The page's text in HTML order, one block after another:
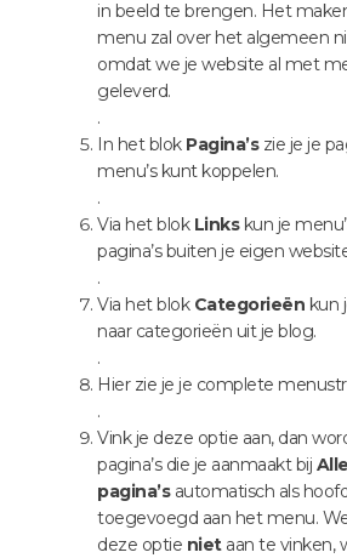
in beeld te brengen. Het
menu zal over het algemeen
omdat we je website al met
geleverd.
.
In het blok Pagina’szie je je
menu’s kunt koppelen.
.
Via het blok Linkskun je
pagina’s buiten je eigen
.
Via het blok Categorieën kun
naar categorieën uit je blog.
.
Hier zie je je complete
.
Vink je deze optie aan, dan
pagina’s die je aanmaakt bij Alle
pagina’sautomatisch als
toegevoegd aan het menu.
deze optie nietaan te vinken,